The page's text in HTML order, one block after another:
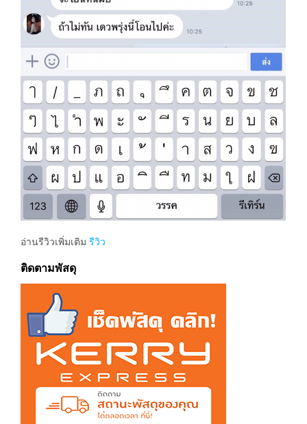
อ่านรีวิวเพิ่มเติม รีวิว
ติดตามพัสดุ